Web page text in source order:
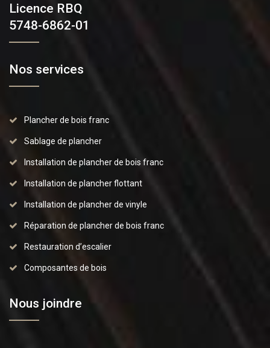
Licence RBQ
5748-6862-01
Nos services
Plancher de bois franc
Sablage de plancher
Installation de plancher de bois franc
Installation de plancher flottant
Installation de plancher de vinyle
Réparation de plancher de bois franc
Restauration d’escalier
Composantes de bois
Nous joindre